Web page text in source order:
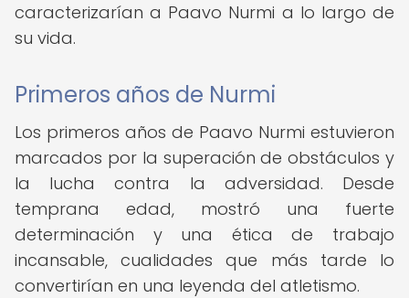
caracterizarían a Paavo Nurmi a lo largo de
su vida.
Primeros años de Nurmi
Los primeros años de Paavo Nurmi estuvieron
marcados por la superación de obstáculos y
la lucha contra la adversidad. Desde
temprana edad, mostró una fuerte
determinación y una ética de trabajo
incansable, cualidades que más tarde lo
convertirían en una leyenda del atletismo.